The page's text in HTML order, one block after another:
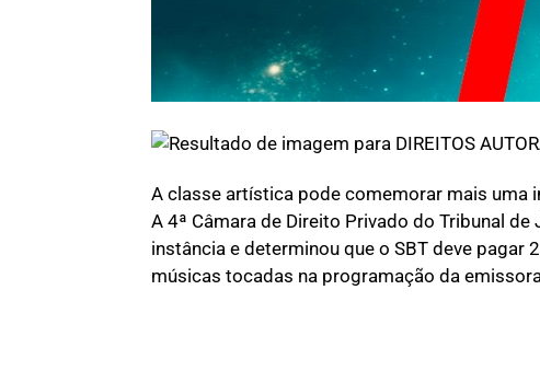
A classe artística pode comemorar mais
A 4ª Câmara de Direito Privado do Tribunal
instância e determinou que o SBT deve pagar
músicas tocadas na programação da